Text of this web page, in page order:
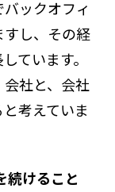
ックオフィ
すし、その経
ています。
社と、会社
考えていま
続けること